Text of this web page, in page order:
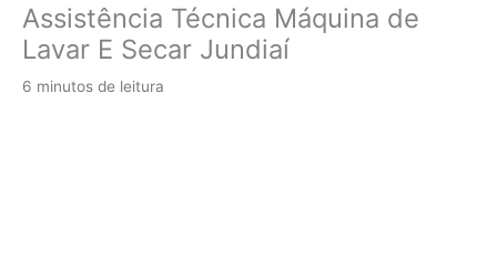
Assistência Técnica Máquina de
Lavar E Secar Jundiaí
6 minutos de leitura